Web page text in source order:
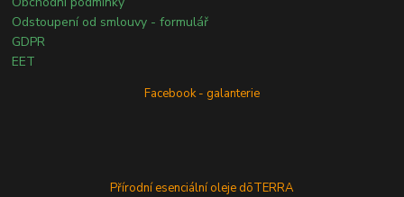
Odstoupení od smlouvy - formulář
GDPR
EET
Facebook - galanterie
Přírodní esenciální oleje dōTERRA